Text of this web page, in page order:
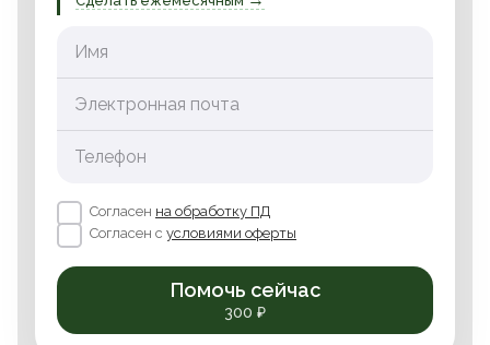
Имя
Электронная почта
Телефон
Согласен на обработку ПД
Согласен с условиями оферты
Помочь сейчас
300 ₽